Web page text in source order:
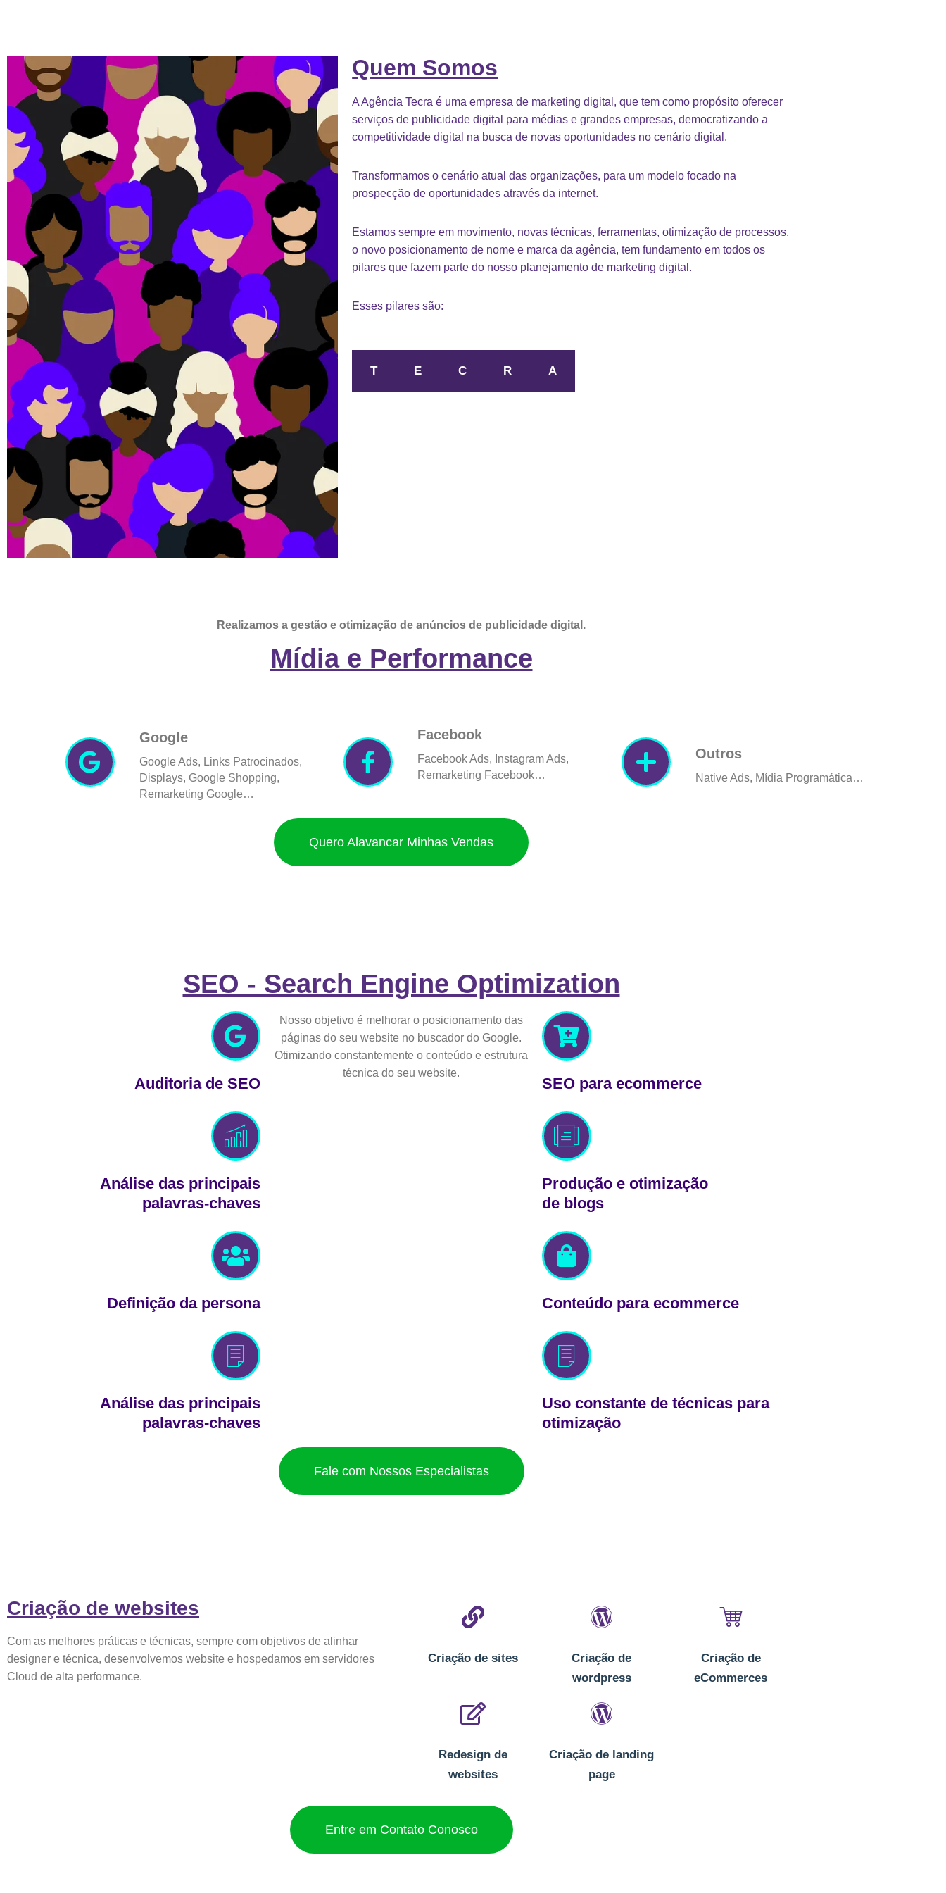
Quem Somos
A Agência Tecra é uma empresa de marketing digital, que tem como propósito oferecer
serviços de publicidade digital para médias e grandes empresas, democratizando a
competitividade digital na busca de novas oportunidades no cenário digital.
Transformamos o cenário atual das organizações, para um modelo focado na
prospecção de oportunidades através da internet.
Estamos sempre em movimento, novas técnicas, ferramentas, otimização de processos,
o novo posicionamento de nome e marca da agência, tem fundamento em todos os
pilares que fazem parte do nosso planejamento de marketing digital.
Esses pilares são:
T E C R A
Realizamos a gestão e otimização de anúncios de publicidade digital.
Mídia e Performance
Google
Google Ads, Links Patrocinados,
Displays, Google Shopping,
Remarketing Google…
Facebook
Facebook Ads, Instagram Ads,
Remarketing Facebook…
Outros
Native Ads, Mídia Programática…
Quero Alavancar Minhas Vendas
SEO - Search Engine Optimization
Auditoria de SEO
Análise das principais
palavras-chaves
Definição da persona
Análise das principais
palavras-chaves
Nosso objetivo é melhorar o posicionamento das
páginas do seu website no buscador do Google.
Otimizando constantemente o conteúdo e estrutura
técnica do seu website.
SEO para ecommerce
Produção e otimização
de blogs
Conteúdo para ecommerce
Uso constante de técnicas para
otimização
Fale com Nossos Especialistas
Criação de websites
Com as melhores práticas e técnicas, sempre com objetivos de alinhar
designer e técnica, desenvolvemos website e hospedamos em servidores
Cloud de alta performance.
Criação de sites
Criação de
wordpress
Criação de
eCommerces
Redesign de
websites
Criação de landing
page
Entre em Contato Conosco